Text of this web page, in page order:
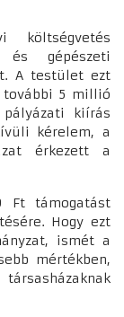
és gépészeti
A testület ezt
további 5 millió
kiírás
kérelem, a
érkezett a
Ft támogatást
Hogy ezt
ismét a
mértékben,